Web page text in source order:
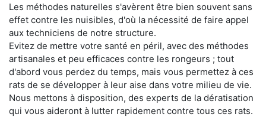
Les méthodes naturelles s'avèrent être bien souvent sans
effet contre les nuisibles, d'où la nécessité de faire appel
aux techniciens de notre structure.
Evitez de mettre votre santé en péril, avec des méthodes
artisanales et peu efficaces contre les rongeurs ; tout
d'abord vous perdez du temps, mais vous permettez à ces
rats de se développer à leur aise dans votre milieu de vie.
Nous mettons à disposition, des experts de la dératisation
qui vous aideront à lutter rapidement contre tous ces rats.